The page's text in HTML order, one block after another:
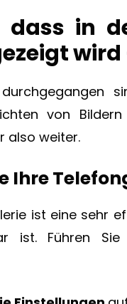
dass in
wird
von
also weiter.
Ihre
ist eine sehr
ist. Führen